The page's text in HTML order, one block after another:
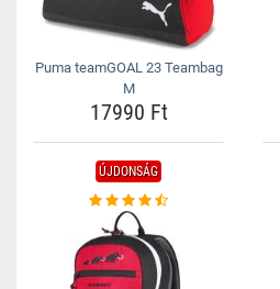
Puma teamGOAL 23 Teambag
M
17990 Ft
ÚJDONSÁG